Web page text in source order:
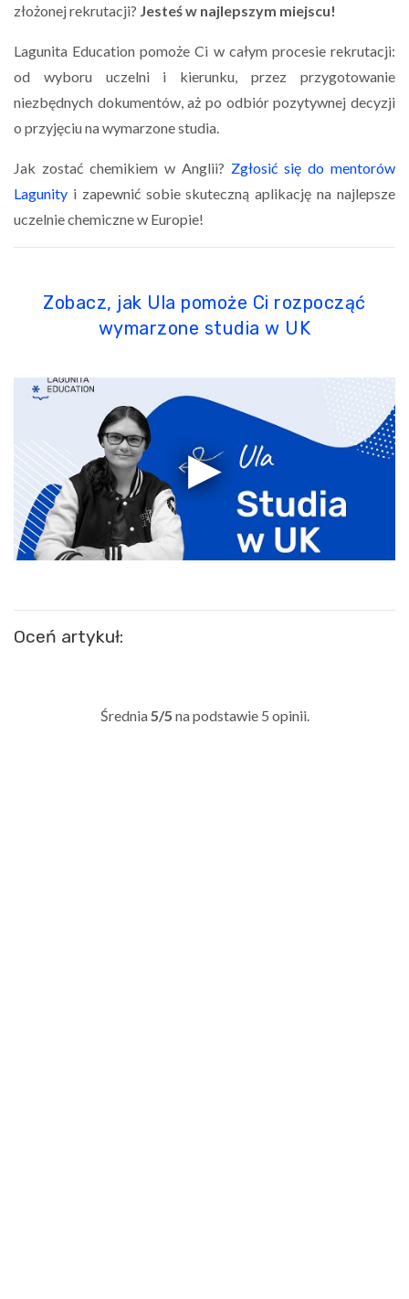
złożonej rekrutacji? Jesteś w najlepszym miejscu!
Lagunita Education pomoże Ci w całym procesie rekrutacji:
od wyboru uczelni i kierunku, przez przygotowanie
niezbędnych dokumentów, aż po odbiór pozytywnej decyzji
o przyjęciu na wymarzone studia.
Jak zostać chemikiem w Anglii? Zgłosić się do mentorów
Lagunity i zapewnić sobie skuteczną aplikację na najlepsze
uczelnie chemiczne w Europie!
Zobacz, jak Ula pomoże Ci rozpocząć
wymarzone studia w UK
Oceń artykuł:
Średnia 5/5 na podstawie 5 opinii.